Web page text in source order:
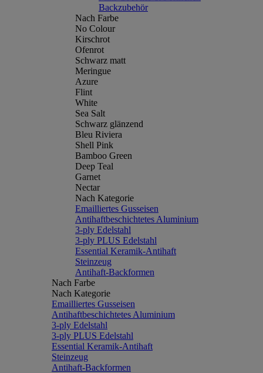
Backzubehör
Nach Farbe
No Colour
Kirschrot
Ofenrot
Schwarz matt
Meringue
Azure
Flint
White
Sea Salt
Schwarz glänzend
Bleu Riviera
Shell Pink
Bamboo Green
Deep Teal
Garnet
Nectar
Nach Kategorie
Emailliertes Gusseisen
Antihaftbeschichtetes Aluminium
3-ply Edelstahl
3-ply PLUS Edelstahl
Essential Keramik-Antihaft
Steinzeug
Antihaft-Backformen
Nach Farbe
Nach Kategorie
Emailliertes Gusseisen
Antihaftbeschichtetes Aluminium
3-ply Edelstahl
3-ply PLUS Edelstahl
Essential Keramik-Antihaft
Steinzeug
Antihaft-Backformen